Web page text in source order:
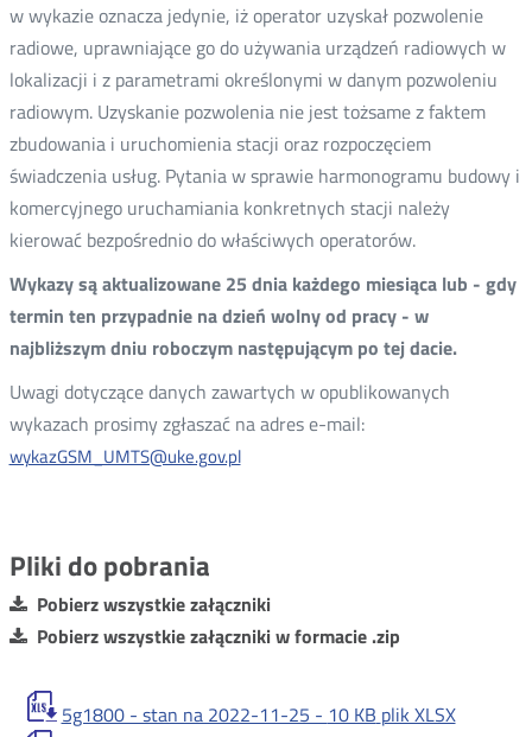
w wykazie oznacza jedynie, iż operator uzyskał pozwolenie
radiowe, uprawniające go do używania urządzeń radiowych w
lokalizacji i z parametrami określonymi w danym pozwoleniu
radiowym. Uzyskanie pozwolenia nie jest tożsame z faktem
zbudowania i uruchomienia stacji oraz rozpoczęciem
świadczenia usług. Pytania w sprawie harmonogramu budowy i
komercyjnego uruchamiania konkretnych stacji należy
kierować bezpośrednio do właściwych operatorów.
Wykazy są aktualizowane 25 dnia każdego miesiąca lub - gdy
termin ten przypadnie na dzień wolny od pracy - w
najbliższym dniu roboczym następującym po tej dacie.
Uwagi dotyczące danych zawartych w opublikowanych
wykazach prosimy zgłaszać na adres e-mail:
wykazGSM_UMTS@uke.gov.pl
Pliki do pobrania
Pobierz wszystkie załączniki
Pobierz wszystkie załączniki w formacie .zip
5g1800 - stan na 2022-11-25 - 10 KB plik XLSX